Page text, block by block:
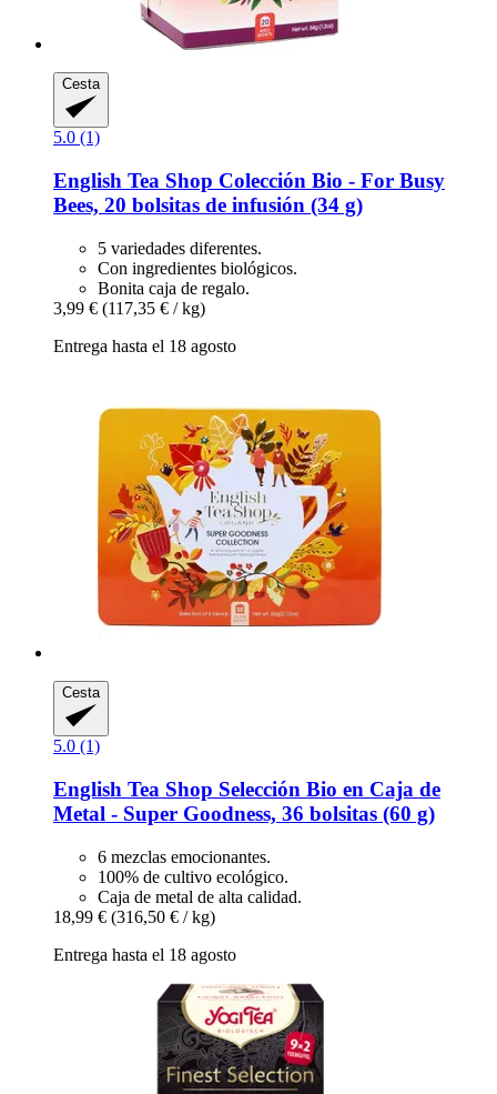
Cesta
5.0 (1)
English Tea Shop Colección Bio -​ For Busy
Bees, 20 bolsitas de infusión (34 g)
5 variedades diferentes.
Con ingredientes biológicos.
Bonita caja de regalo.
3,99 € (117,35 € / kg)
Entrega hasta el 18 agosto
Cesta
5.0 (1)
English Tea Shop Selección Bio en Caja de
Metal -​ Super Goodness, 36 bolsitas (60 g)
6 mezclas emocionantes.
100% de cultivo ecológico.
Caja de metal de alta calidad.
18,99 € (316,50 € / kg)
Entrega hasta el 18 agosto